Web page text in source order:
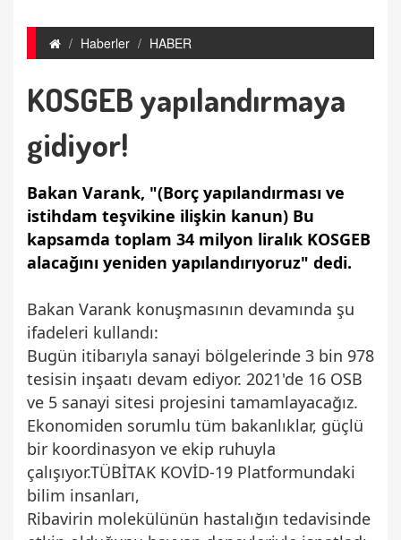
Haberler HABER
KOSGEB yapılandırmaya
gidiyor!
Bakan Varank, "(Borç yapılandırması ve
istihdam teşvikine ilişkin kanun) Bu
kapsamda toplam 34 milyon liralık KOSGEB
alacağını yeniden yapılandırıyoruz" dedi.
Bakan Varank konuşmasının devamında şu
ifadeleri kullandı:
Bugün itibarıyla sanayi bölgelerinde 3 bin 978
tesisin inşaatı devam ediyor. 2021'de 16 OSB
ve 5 sanayi sitesi projesini tamamlayacağız.
Ekonomiden sorumlu tüm bakanlıklar, güçlü
bir koordinasyon ve ekip ruhuyla
çalışıyor.TÜBİTAK KOVİD-19 Platformundaki
bilim insanları,
Ribavirin molekülünün hastalığın tedavisinde